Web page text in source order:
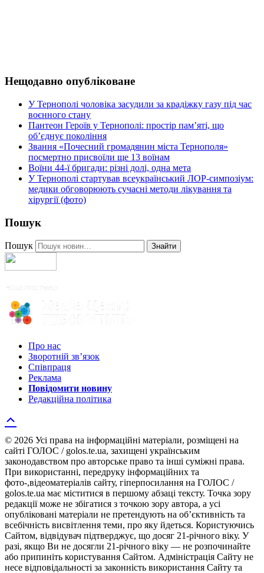
Нещодавно опубліковане
У Тернополі чоловіка засудили за крадіжку газу під час
воєнного стану
Пантеон Героїв у Тернополі: простір пам’яті, що
об’єднує покоління
Звання «Почесний громадянин міста Тернополя»
посмертно присвоїли ще 13 воїнам
Воїни 44-ї бригади: різні долі, одна мета
У Тернополі стартував всеукраїнський ЛОР-симпозіум:
медики обговорюють сучасні методи лікування та
хірургії (фото)
Пошук
Пошук Знайти
Про нас
Зворотній зв’язок
Співпраця
Реклама
Повідомити новину
Редакційна політика
© 2026 Усі права на інформаційні матеріали, розміщені на
сайті ГОЛОС / golos.te.ua, захищені українським
законодавством про авторське право та інші суміжні права.
При використанні, передруку інформаційних та
фото-,відеоматеріалів сайту, гіперпосилання на ГОЛОС /
golos.te.ua має міститися в першому абзаці тексту. Точка зору
редакції може не збігатися з точкою зору автора, а усі
опубліковані матеріали не претендують на об’єктивність та
всебічність висвітлення теми, про яку йдеться. Користуючись
Сайтом, відвідувач підтверджує, що досяг 21-річного віку. У
разі, якщо Ви не досягли 21-річного віку — не розпочинайте
або припиніть користування Сайтом. Адміністрація Сайту не
несе відповідальності за законність використання Сайту та